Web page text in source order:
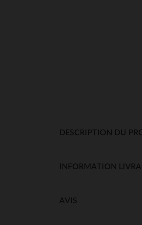
DESCRIPTION DU
INFORMATION
AVIS